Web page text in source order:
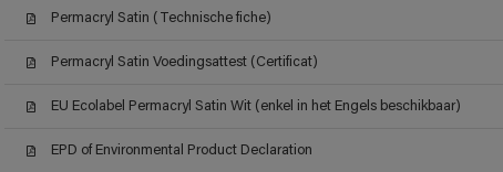
Permacryl Satin (Technische fiche)
Permacryl Satin Voedingsattest (Certificat)
EU Ecolabel Permacryl Satin Wit (enkel in het Engels beschikbaar)
EPD of Environmental Product Declaration